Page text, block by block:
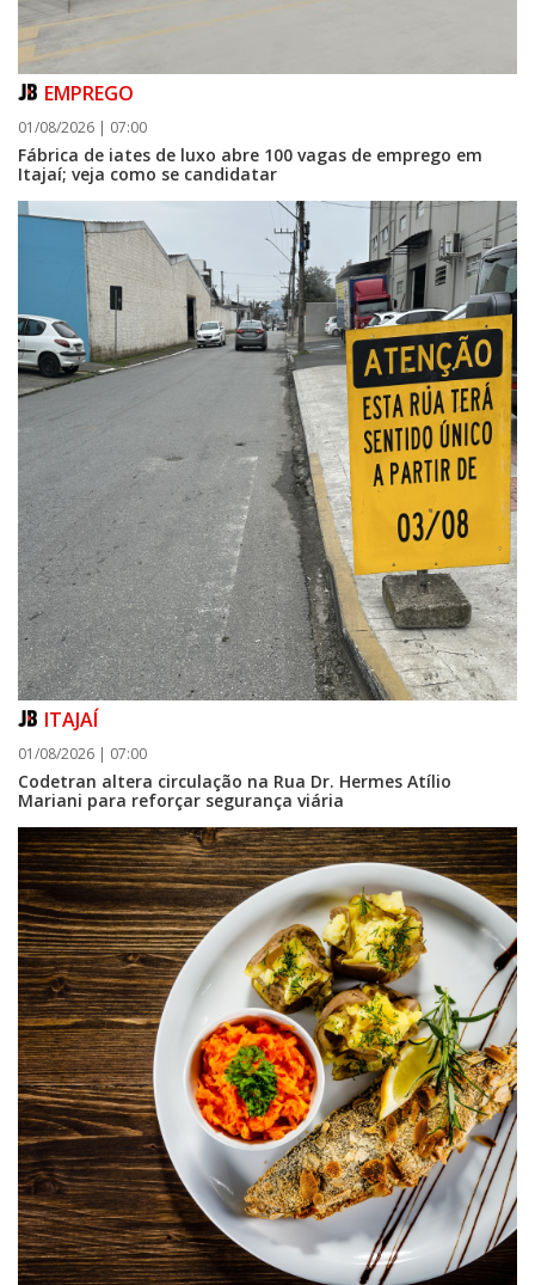
05/08/2026 | 14:41
Voz do litoral em Brasília: Joab da Pesca foca campanha na infraestrutura
e defesa dos pescadores da AMFRI
ITAPEMA
05/08/2026 | 07:00
Rede Municipal de Ensino inicia entrega de novos uniformes para
merendeiras
GERAL
EMPREGO
01/08/2026 | 07:00
Fábrica de iates de luxo abre 100 vagas de emprego em
Itajaí; veja como se candidatar
ITAJAÍ
01/08/2026 | 07:00
Codetran altera circulação na Rua Dr. Hermes Atílio
Mariani para reforçar segurança viária